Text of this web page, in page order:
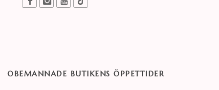
OBEMANNADE BUTIKENS ÖPPETTIDER